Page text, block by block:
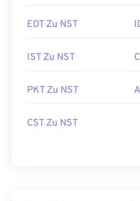
EDT Zu NST
IST Zu NST
PKT Zu NST
CST Zu NST